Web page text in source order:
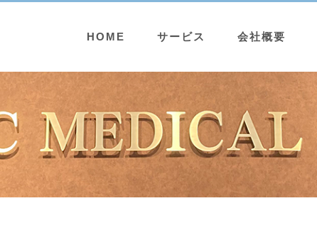
HOME サービス 会社概要